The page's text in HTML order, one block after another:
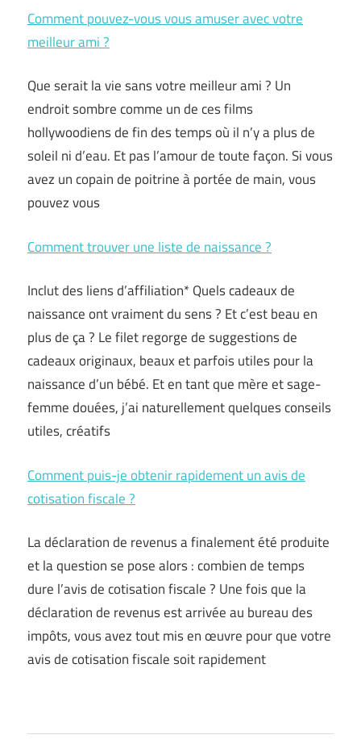
Comment pouvez-vous vous amuser avec votre
meilleur ami ?
Que serait la vie sans votre meilleur ami ? Un
endroit sombre comme un de ces films
hollywoodiens de fin des temps où il n’y a plus de
soleil ni d’eau. Et pas l’amour de toute façon. Si vous
avez un copain de poitrine à portée de main, vous
pouvez vous
Comment trouver une liste de naissance ?
Inclut des liens d’affiliation* Quels cadeaux de
naissance ont vraiment du sens ? Et c’est beau en
plus de ça ? Le filet regorge de suggestions de
cadeaux originaux, beaux et parfois utiles pour la
naissance d’un bébé. Et en tant que mère et sage-
femme douées, j’ai naturellement quelques conseils
utiles, créatifs
Comment puis-je obtenir rapidement un avis de
cotisation fiscale ?
La déclaration de revenus a finalement été produite
et la question se pose alors : combien de temps
dure l’avis de cotisation fiscale ? Une fois que la
déclaration de revenus est arrivée au bureau des
impôts, vous avez tout mis en œuvre pour que votre
avis de cotisation fiscale soit rapidement